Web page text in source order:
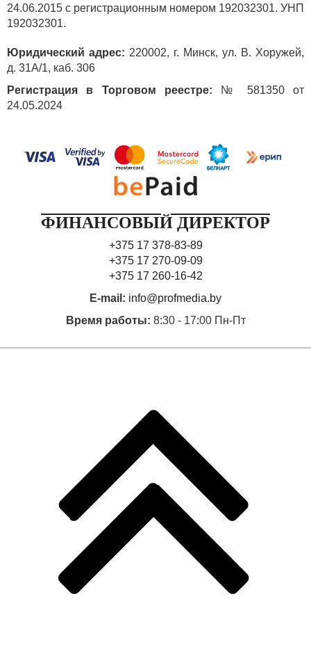
24.06.2015 с регистрационным номером 192032301. УНП
192032301.
Юридический адрес: 220002, г. Минск, ул. В. Хоружей,
д. 31А/1, каб. 306
Регистрация в Торговом реестре: № 581350 от
24.05.2024
ФИНАНСОВЫЙ ДИРЕКТОР
+375 17 378-83-89
+375 17 270-09-09
+375 17 260-16-42
E-mail: info@profmedia.by
Время работы: 8:30 - 17:00 Пн-Пт